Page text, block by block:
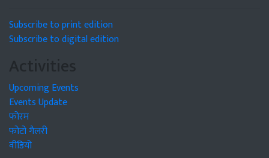
Subscribe to print edition
Subscribe to digital edition
Activities
Upcoming Events
Events Update
फोरम
फोटो गैलरी
वीडियो